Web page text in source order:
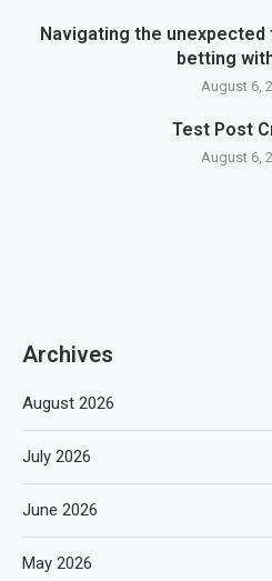
Navigating the
betting
August 6,
Test Post
August 6,
Archives
August 2026
July 2026
June 2026
May 2026